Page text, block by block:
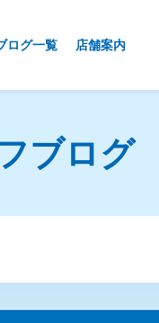
ログ一覧 店舗案内
ブログ